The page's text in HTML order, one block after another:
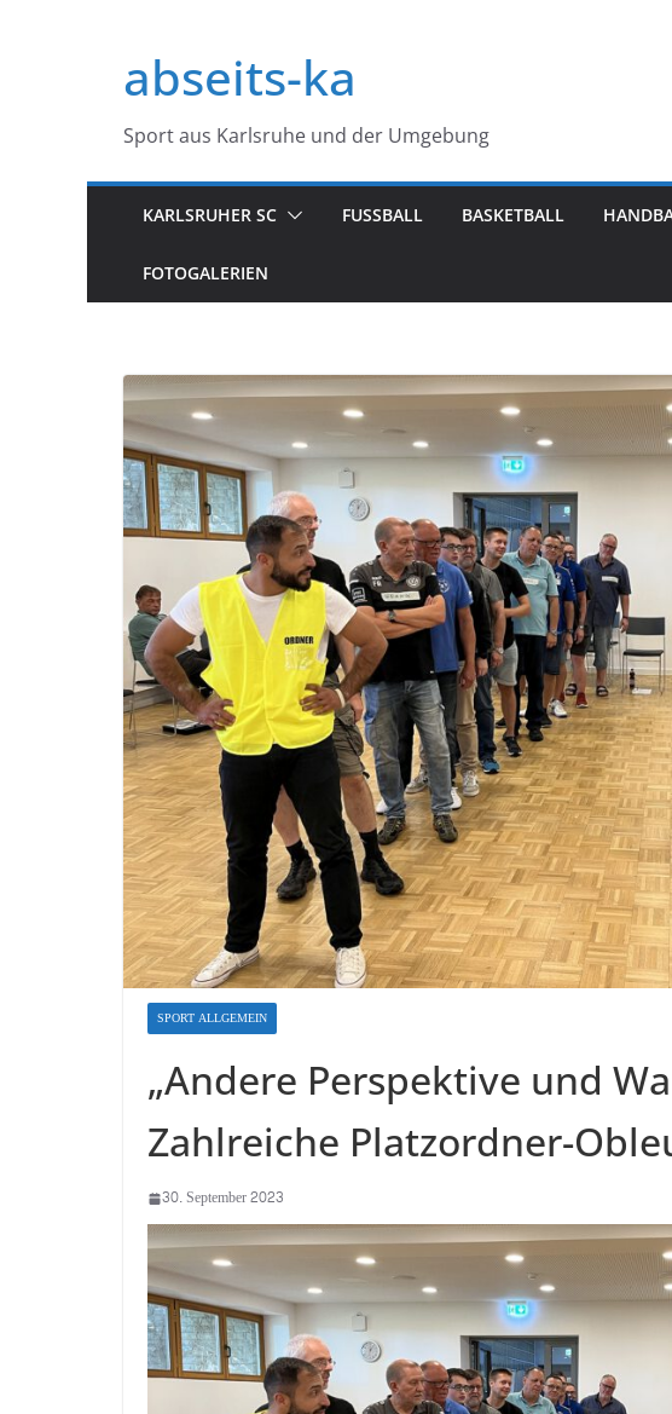
springenabseits-ka
Sport aus Karlsruhe und der Umgebung
KARLSRUHER SC FUSSBALL BASKETBALL
FOTOGALERIEN
SPORT ALLGEMEIN
„Andere Perspektive und
Zahlreiche Platzordner-
30. September 2023